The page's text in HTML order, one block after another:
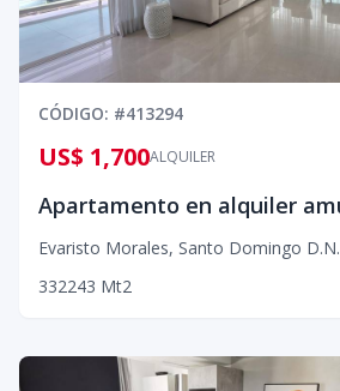
CÓDIGO: #413294
ALQUILER
US$ 1,700
Evaristo Morales, Santo Domingo D.N.
332243 Mt2